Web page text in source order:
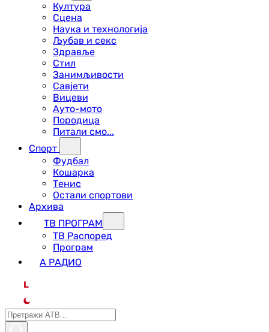
Култура
Сцена
Наука и технологија
Љубав и секс
Здравље
Стил
Занимљивости
Савјети
Вицеви
Ауто-мото
Породица
Питали смо...
Спорт
Фудбал
Кошарка
Тенис
Остали спортови
Архива
ТВ ПРОГРАМ
ТВ Распоред
Програм
А РАДИО
L